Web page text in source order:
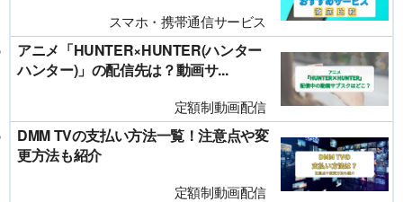
スマホ・携帯通信サービス
アニメ「HUNTER×HUNTER(ハンター
ハンター)」の配信先は？動画サ...
定額制動画配信
DMM TVの支払い方法一覧！注意点や変
更方法も紹介
定額制動画配信